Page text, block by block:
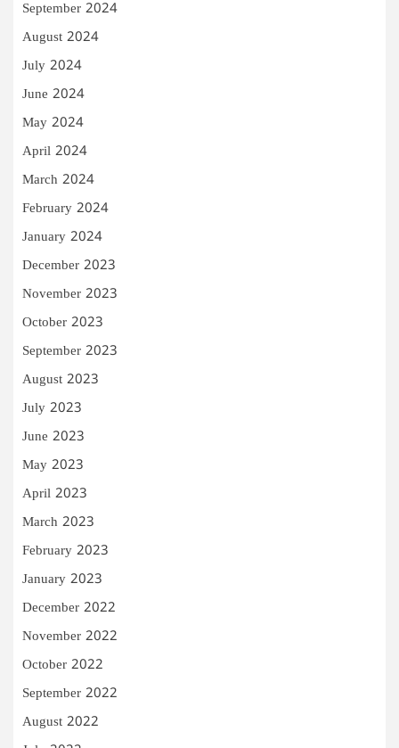
September 2024
August 2024
July 2024
June 2024
May 2024
April 2024
March 2024
February 2024
January 2024
December 2023
November 2023
October 2023
September 2023
August 2023
July 2023
June 2023
May 2023
April 2023
March 2023
February 2023
January 2023
December 2022
November 2022
October 2022
September 2022
August 2022